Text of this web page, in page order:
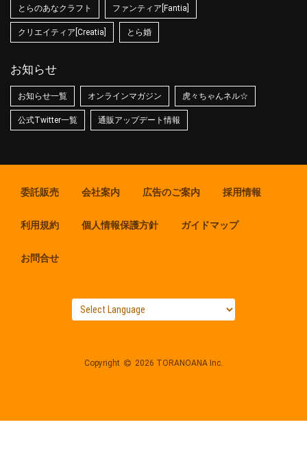
とらのあなクラフト ファンティア[Fantia]
クリエイティア[Creatia] とら婚
お知らせ
お知らせ一覧 オンラインマガジン 虎々ちゃんネル☆
公式Twitter一覧 通販アップデート情報
委託販売 会社案内 広告のご案内 採用情報
利用規約 個人情報保護方針 ガイドマップ
お問合せ
Copyright 2026 TORANOANA Inc.